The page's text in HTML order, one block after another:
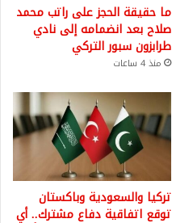
ما حقيقة الحجز على راتب محمد
صلاح بعد انضمامه إلى نادي
طرابزون سبور التركي
منذ 4 ساعات
تركيا والسعودية وباكستان
توقع اتفاقية دفاع مشترك.. أي